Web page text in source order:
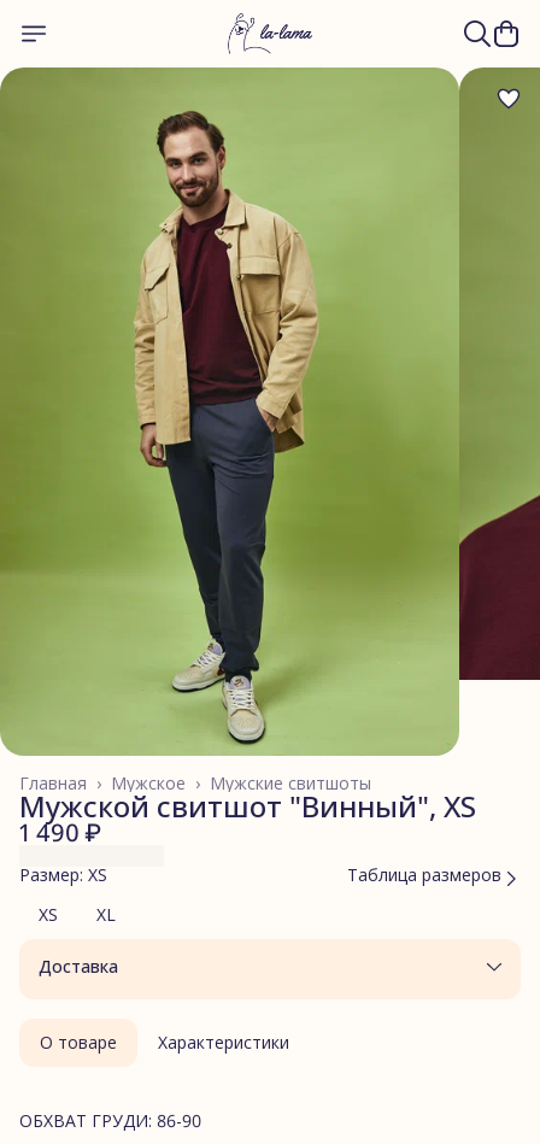
Мужские свитшоты
Мужское ›
Главная ›
Мужской свитшот "Винный", XS
1 490 ₽
Размер: XS
Таблица размеров
XS
XL
Доставка
О товаре Характеристики
ОБХВАТ ГРУДИ: 86-90